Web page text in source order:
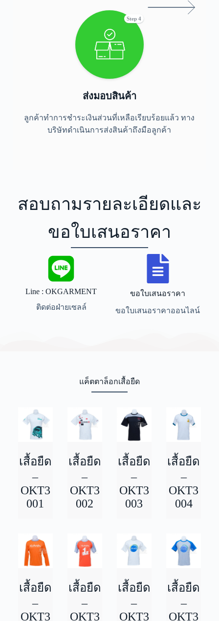
ส่งมอบสินค้า
ลูกค้าทำการชำระเงินส่วนที่เหลือเรียบร้อยแล้ว ทาง
บริษัทดำเนินการส่งสินค้าถึงมือลูกค้า
Step 4
สอบถามรายละเอียดและ
ขอใบเสนอราคา
Line : OKGARMENT
ติดต่อฝ่ายเซลล์
ขอใบเสนอราคา
ขอใบเสนอราคาออนไลน์
แค็ตตาล็อกเสื้อยืด
เสื้อยืด
–
OKT3
001
เสื้อยืด
–
OKT3
002
เสื้อยืด
–
OKT3
003
เสื้อยืด
–
OKT3
004
เสื้อยืด
–
OKT3
เสื้อยืด
–
OKT3
เสื้อยืด
–
OKT3
เสื้อยืด
–
OKT3